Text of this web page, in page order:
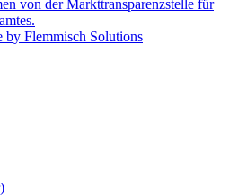
von der Markttransparenzstelle für
by Flemmisch Solutions